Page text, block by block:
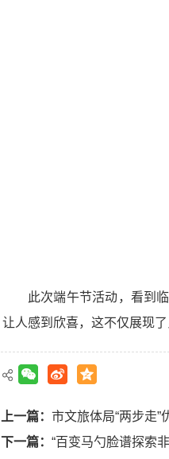
此次端午节活动，看到
让人感到欣喜，这不仅展现
上一篇： 市文旅体局“两步走
下一篇： “百变马勺脸谱探索